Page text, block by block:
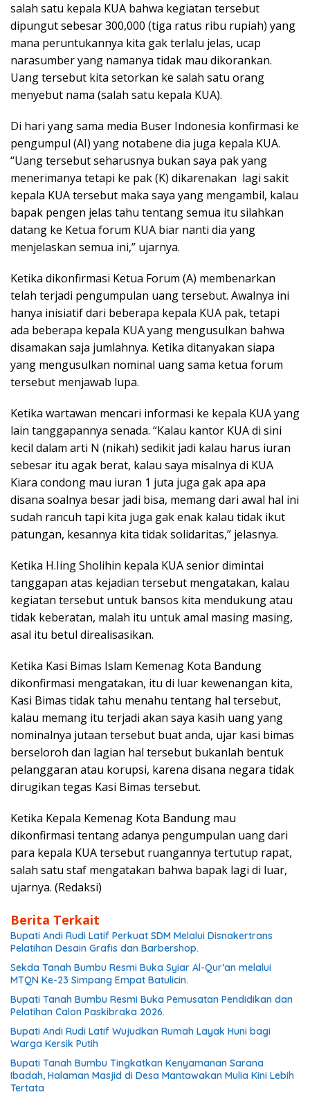
salah satu kepala KUA bahwa kegiatan tersebut
dipungut sebesar 300,000 (tiga ratus ribu rupiah) yang
mana peruntukannya kita gak terlalu jelas, ucap
narasumber yang namanya tidak mau dikorankan.
Uang tersebut kita setorkan ke salah satu orang
menyebut nama (salah satu kepala KUA).
Di hari yang sama media Buser Indonesia konfirmasi ke
pengumpul (AI) yang notabene dia juga kepala KUA.
“Uang tersebut seharusnya bukan saya pak yang
menerimanya tetapi ke pak (K) dikarenakan lagi sakit
kepala KUA tersebut maka saya yang mengambil, kalau
bapak pengen jelas tahu tentang semua itu silahkan
datang ke Ketua forum KUA biar nanti dia yang
menjelaskan semua ini,” ujarnya.
Ketika dikonfirmasi Ketua Forum (A) membenarkan
telah terjadi pengumpulan uang tersebut. Awalnya ini
hanya inisiatif dari beberapa kepala KUA pak, tetapi
ada beberapa kepala KUA yang mengusulkan bahwa
disamakan saja jumlahnya. Ketika ditanyakan siapa
yang mengusulkan nominal uang sama ketua forum
tersebut menjawab lupa.
Ketika wartawan mencari informasi ke kepala KUA yang
lain tanggapannya senada. “Kalau kantor KUA di sini
kecil dalam arti N (nikah) sedikit jadi kalau harus iuran
sebesar itu agak berat, kalau saya misalnya di KUA
Kiara condong mau iuran 1 juta juga gak apa apa
disana soalnya besar jadi bisa, memang dari awal hal ini
sudah rancuh tapi kita juga gak enak kalau tidak ikut
patungan, kesannya kita tidak solidaritas,” jelasnya.
Ketika H.Iing Sholihin kepala KUA senior dimintai
tanggapan atas kejadian tersebut mengatakan, kalau
kegiatan tersebut untuk bansos kita mendukung atau
tidak keberatan, malah itu untuk amal masing masing,
asal itu betul direalisasikan.
Ketika Kasi Bimas Islam Kemenag Kota Bandung
dikonfirmasi mengatakan, itu di luar kewenangan kita,
Kasi Bimas tidak tahu menahu tentang hal tersebut,
kalau memang itu terjadi akan saya kasih uang yang
nominalnya jutaan tersebut buat anda, ujar kasi bimas
berseloroh dan lagian hal tersebut bukanlah bentuk
pelanggaran atau korupsi, karena disana negara tidak
dirugikan tegas Kasi Bimas tersebut.
Ketika Kepala Kemenag Kota Bandung mau
dikonfirmasi tentang adanya pengumpulan uang dari
para kepala KUA tersebut ruangannya tertutup rapat,
salah satu staf mengatakan bahwa bapak lagi di luar,
ujarnya. (Redaksi)
Berita Terkait
Bupati Andi Rudi Latif Perkuat SDM Melalui Disnakertrans
Pelatihan Desain Grafis dan Barbershop.
Sekda Tanah Bumbu Resmi Buka Syiar Al-Qur’an melalui
MTQN Ke-23 Simpang Empat Batulicin.
Bupati Tanah Bumbu Resmi Buka Pemusatan Pendidikan dan
Pelatihan Calon Paskibraka 2026.
Bupati Andi Rudi Latif Wujudkan Rumah Layak Huni bagi
Warga Kersik Putih
Bupati Tanah Bumbu Tingkatkan Kenyamanan Sarana
Ibadah, Halaman Masjid di Desa Mantawakan Mulia Kini Lebih
Tertata